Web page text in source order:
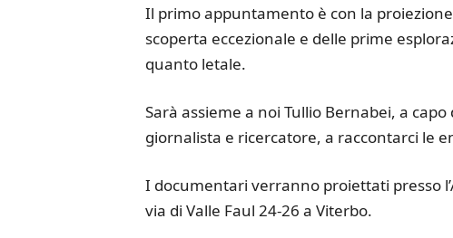
Il primo appuntamento è con la
scoperta eccezionale e delle prime
quanto letale.
Sarà assieme a noi Tullio Bernabei, a capo
giornalista e ricercatore, a raccontarci le
I documentari verranno proiettati presso
via di Valle Faul 24-26 a Viterbo.